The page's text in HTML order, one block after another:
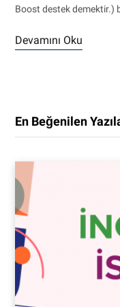
Boost destek demektir.)
Devamını Oku
En Beğenilen